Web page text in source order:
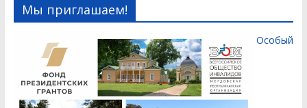
Мы приглашаем!
Особый